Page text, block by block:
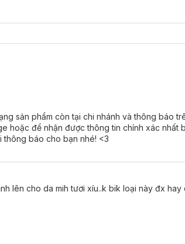
giúp phủ mờ các khuyết điểm trên da như
và lâu trôi suốt cả ngày dài, không mang lại
E, tinh dầu Jojobagiúp ngăn ngừa lão
sản phẩm còn tại chi nhánh và thông báo
hoặc để nhận được thông tin chính xác nhất
thông báo cho bạn nhé! <3
lên cho da mih tươi xíu..k bik loại này đx